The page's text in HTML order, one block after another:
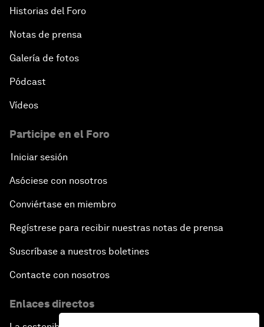
Historias del Foro
Notas de prensa
Galería de fotos
Pódcast
Vídeos
Participe en el Foro
Iniciar sesión
Asóciese con nosotros
Conviértase en miembro
Regístrese para recibir nuestras notas de prensa
Suscríbase a nuestros boletines
Contacte con nosotros
Enlaces directos